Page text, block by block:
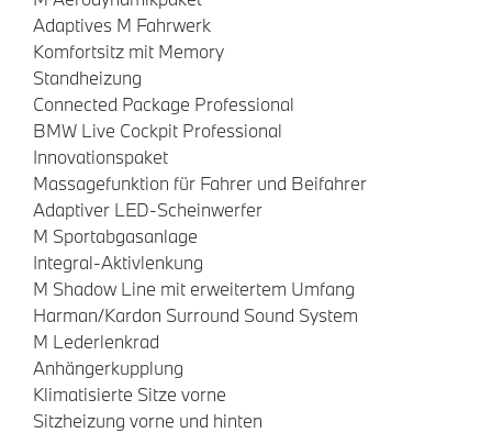
Adaptives M Fahrwerk
Komfortsitz mit Memory
Standheizung
Connected Package Professional
BMW Live Cockpit Professional
Innovationspaket
Massagefunktion für Fahrer und Beifahrer
Adaptiver LED-Scheinwerfer
M Sportabgasanlage
Integral-Aktivlenkung
M Shadow Line mit erweitertem Umfang
Harman/Kardon Surround Sound System
M Lederlenkrad
Anhängerkupplung
Klimatisierte Sitze vorne
Sitzheizung vorne und hinten